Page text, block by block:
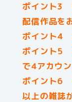
ポイント3
配信作品を
ポイント4
ポイント5
で4アカウ
ポイント6
以上の雑誌